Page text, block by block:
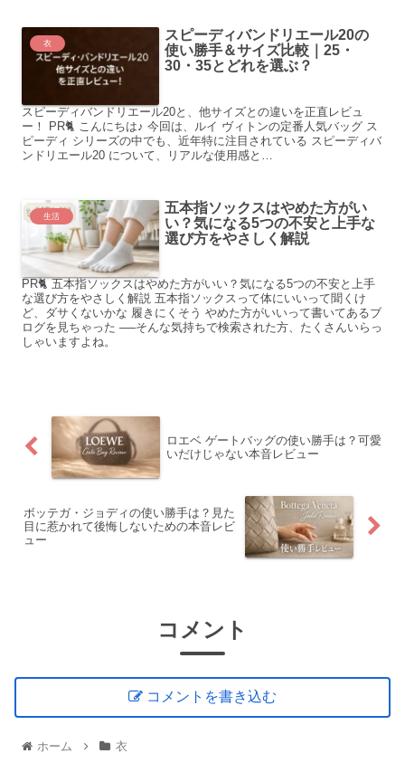
衣
スピーディバンドリエール20の
使い勝手＆サイズ比較｜25・
30・35とどれを選ぶ？
スピーディバンドリエール20と、他サイズとの違いを正直レビュ
ー！ PR🐈 こんにちは♪ 今回は、ルイ ヴィトンの定番人気バッグ ス
ピーディ シリーズの中でも、近年特に注目されている スピーディバ
ンドリエール20 について、リアルな使用感と…
生活
五本指ソックスはやめた方がい
い？気になる5つの不安と上手な
選び方をやさしく解説
PR🐈 五本指ソックスはやめた方がいい？気になる5つの不安と上手
な選び方をやさしく解説 五本指ソックスって体にいいって聞くけ
ど、ダサくないかな 履きにくそう やめた方がいいって書いてあるブ
ログを見ちゃった ──そんな気持ちで検索された方、たくさんいらっ
しゃいますよね。
ロエベ ゲートバッグの使い勝手は？可愛
いだけじゃない本音レビュー
ボッテガ・ジョディの使い勝手は？見た
目に惹かれて後悔しないための本音レビ
ュー
コメント
コメントを書き込む
ホーム 衣